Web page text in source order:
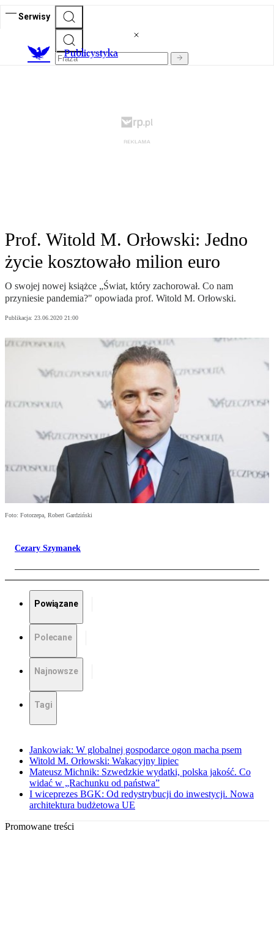
Serwisy
Publicystyka
Prof. Witold M. Orłowski: Jedno
życie kosztowało milion euro
O swojej nowej książce „Świat, który zachorował. Co nam
przyniesie pandemia?" opowiada prof. Witold M. Orłowski.
Publikacja: 23.06.2020 21:00
Foto: Fotorzepa, Robert Gardziński
Cezary Szymanek
Powiązane
Polecane
Najnowsze
Tagi
Jankowiak: W globalnej gospodarce ogon macha psem
Witold M. Orłowski: Wakacyjny lipiec
Mateusz Michnik: Szwedzkie wydatki, polska jakość. Co
widać w „Rachunku od państwa”
I wiceprezes BGK: Od redystrybucji do inwestycji. Nowa
architektura budżetowa UE
Promowane treści